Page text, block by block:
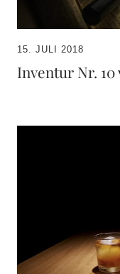
15. JULI 2018
Inventur Nr. 10